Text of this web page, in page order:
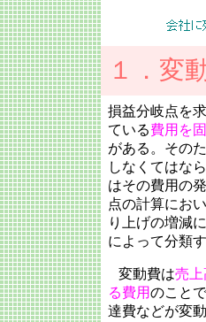
１．変
損益分岐点を
ている費用を
がある。その
しなくてはな
はその費用の
点の計算にお
り上げの増減
によって分類す
変動費は売
る費用のこと
達費などが変